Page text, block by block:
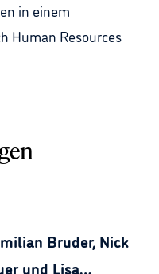
in einem
Human Resources
Bruder, Nick
und Lisa